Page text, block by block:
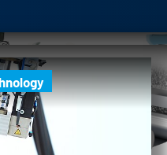
Battery
technology